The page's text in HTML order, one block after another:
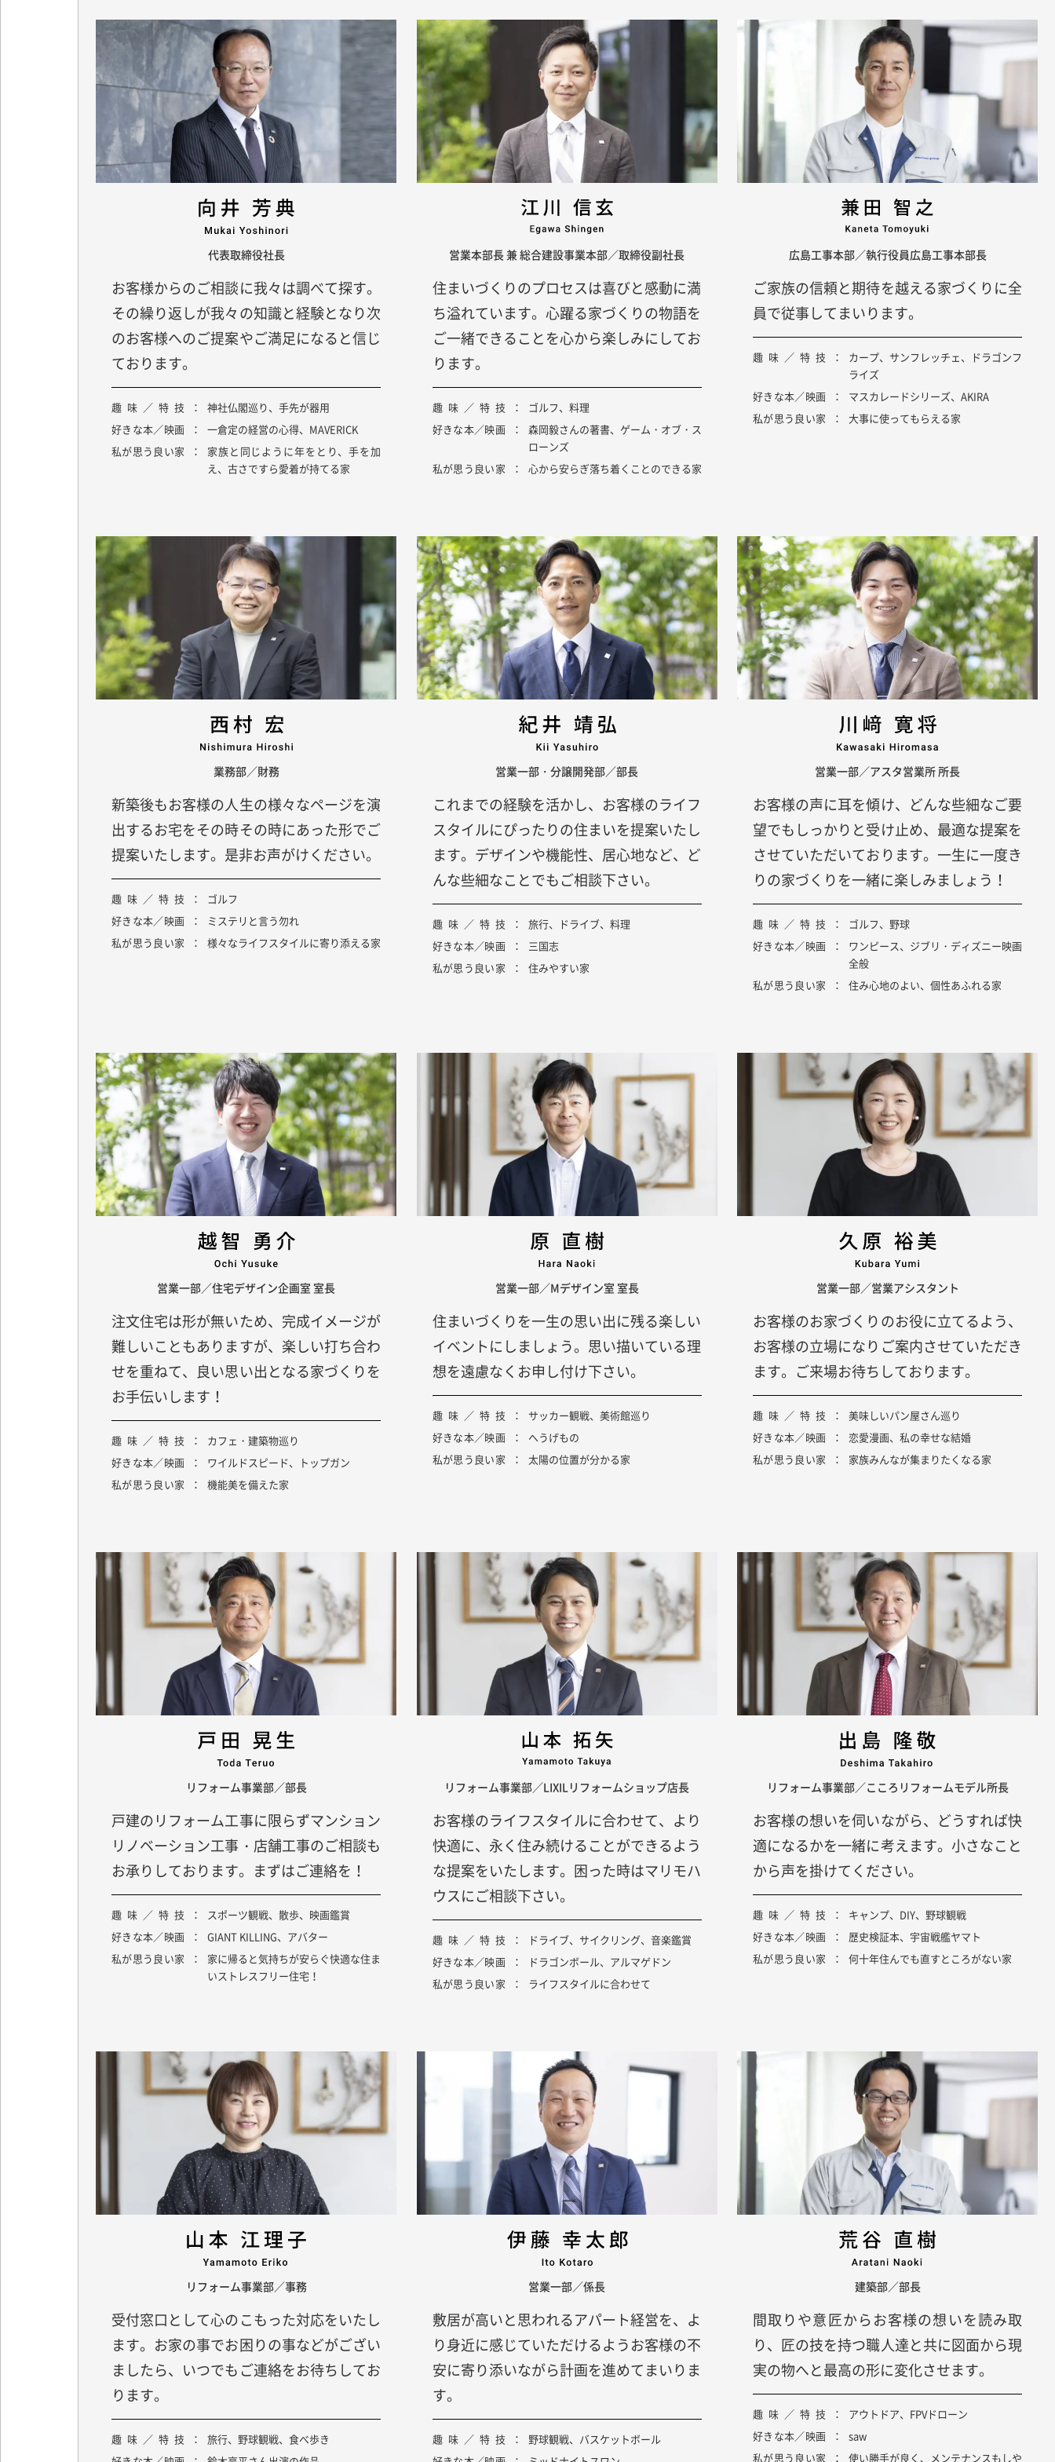
代表取締役社長
お客様からのご相談に我々は調べて探す。
その繰り返しが我々の知識と経験となり次
のお客様へのご提案やご満足になると信じ
ております。
趣味／特技
神社仏閣巡り、手先が器用
好きな本／映画
一倉定の経営の心得、MAVERICK
私が思う良い家
家族と同じように年をとり、手を加
え、古さですら愛着が持てる家
営業本部長 兼 総合建設事業本部／取締役副社長
住まいづくりのプロセスは喜びと感動に満
ち溢れています。心躍る家づくりの物語を
ご一緒できることを心から楽しみにしてお
ります。
趣味／特技
ゴルフ、料理
好きな本／映画
森岡毅さんの著書、ゲーム・オブ・ス
ローンズ
私が思う良い家
心から安らぎ落ち着くことのできる家
広島工事本部／執行役員広島工事本部長
ご家族の信頼と期待を越える家づくりに全
員で従事してまいります。
趣味／特技
カープ、サンフレッチェ、ドラゴンフ
ライズ
好きな本／映画
マスカレードシリーズ、AKIRA
私が思う良い家
大事に使ってもらえる家
業務部／財務
新築後もお客様の人生の様々なページを演
出するお宅をその時その時にあった形でご
提案いたします。是非お声がけください。
趣味／特技
ゴルフ
好きな本／映画
ミステリと言う勿れ
私が思う良い家
様々なライフスタイルに寄り添える家
営業一部・分譲開発部／部長
これまでの経験を活かし、お客様のライフ
スタイルにぴったりの住まいを提案いたし
ます。デザインや機能性、居心地など、ど
んな些細なことでもご相談下さい。
趣味／特技
旅行、ドライブ、料理
好きな本／映画
三国志
私が思う良い家
住みやすい家
営業一部／アスタ営業所 所長
お客様の声に耳を傾け、どんな些細なご要
望でもしっかりと受け止め、最適な提案を
させていただいております。一生に一度き
りの家づくりを一緒に楽しみましょう！
趣味／特技
ゴルフ、野球
好きな本／映画
ワンピース、ジブリ・ディズニー映画
全般
私が思う良い家
住み心地のよい、個性あふれる家
営業一部／住宅デザイン企画室 室長
注文住宅は形が無いため、完成イメージが
難しいこともありますが、楽しい打ち合わ
せを重ねて、良い思い出となる家づくりを
お手伝いします！
趣味／特技
カフェ・建築物巡り
好きな本／映画
ワイルドスピード、トップガン
私が思う良い家
機能美を備えた家
営業一部／Mデザイン室 室長
住まいづくりを一生の思い出に残る楽しい
イベントにしましょう。思い描いている理
想を遠慮なくお申し付け下さい。
趣味／特技
サッカー観戦、美術館巡り
好きな本／映画
へうげもの
私が思う良い家
太陽の位置が分かる家
営業一部／営業アシスタント
お客様のお家づくりのお役に立てるよう、
お客様の立場になりご案内させていただき
ます。ご来場お待ちしております。
趣味／特技
美味しいパン屋さん巡り
好きな本／映画
恋愛漫画、私の幸せな結婚
私が思う良い家
家族みんなが集まりたくなる家
リフォーム事業部／部長
戸建のリフォーム工事に限らずマンション
リノベーション工事・店舗工事のご相談も
お承りしております。まずはご連絡を！
趣味／特技
スポーツ観戦、散歩、映画鑑賞
好きな本／映画
GIANT KILLING、アバター
私が思う良い家
家に帰ると気持ちが安らぐ快適な住ま
いストレスフリー住宅！
リフォーム事業部／LIXILリフォームショップ店長
お客様のライフスタイルに合わせて、より
快適に、永く住み続けることができるよう
な提案をいたします。困った時はマリモハ
ウスにご相談下さい。
趣味／特技
ドライブ、サイクリング、音楽鑑賞
好きな本／映画
ドラゴンボール、アルマゲドン
私が思う良い家
ライフスタイルに合わせて
リフォーム事業部／こころリフォームモデル所長
お客様の想いを伺いながら、どうすれば快
適になるかを一緒に考えます。小さなこと
から声を掛けてください。
趣味／特技
キャンプ、DIY、野球観戦
好きな本／映画
歴史検証本、宇宙戦艦ヤマト
私が思う良い家
何十年住んでも直すところがない家
リフォーム事業部／事務
受付窓口として心のこもった対応をいたし
ます。お家の事でお困りの事などがござい
ましたら、いつでもご連絡をお待ちしてお
ります。
趣味／特技
旅行、野球観戦、食べ歩き
営業一部／係長
敷居が高いと思われるアパート経営を、よ
り身近に感じていただけるようお客様の不
安に寄り添いながら計画を進めてまいりま
す。
趣味／特技
野球観戦、バスケットボール
建築部／部長
間取りや意匠からお客様の想いを読み取
り、匠の技を持つ職人達と共に図面から現
実の物へと最高の形に変化させます。
趣味／特技
アウトドア、FPVドローン
好きな本／映画
saw
私が思う良い家
使い勝手が良く、メンテナンスもしや
CONCEPT
私たちの約束
ORDER HOUSE
注文住宅
-マリモハウスの家づくり
-保証・アフターサポート
EVENT
イベント情報
モデルハウス
APARTMENT BUILDING
アパート建築
ORIGINAL SAUNA
オリジナルサウナ建築
物件情報
オーナー様の暮らし
COMPANY
会社情報
-会社概要・アクセス
-採用情報
BLOG＆COLUMN
ブログ・コラム
0120-806-080
カスタマーハラスメントに関する基本方針